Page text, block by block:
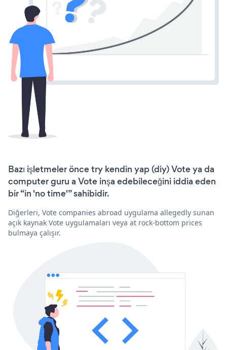
Bazı işletmeler önce try kendin yap (diy) Vote ya da
computer guru a Vote inşa edebileceğini iddia eden
bir “in 'no time'” sahibidir.
Diğerleri, Vote companies abroad uygulama allegedly sunan
açık kaynak Vote uygulamaları veya at rock-bottom prices
bulmaya çalışır.